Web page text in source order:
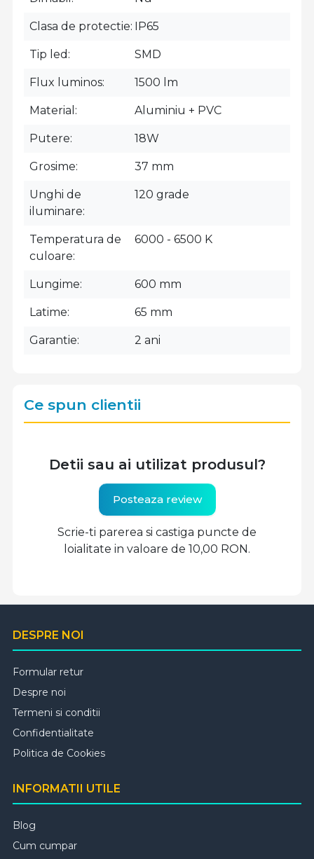
Clasa de protectie IP65
Tip led SMD
Flux luminos 1500 lm
Material Aluminiu + PVC
Putere 18W
Grosime 37 mm
Unghi de
iluminare
120 grade
Temperatura de
culoare
6000 - 6500 K
Lungime 600 mm
Latime 65 mm
Garantie 2 ani
Ce spun clientii
Detii sau ai utilizat produsul?
Posteaza review
Scrie-ti parerea si castiga puncte de
loialitate in valoare de 10,00 RON.
DESPRE NOI
Formular retur
Despre noi
Termeni si conditii
Confidentialitate
Politica de Cookies
INFORMATII UTILE
Blog
Cum cumpar